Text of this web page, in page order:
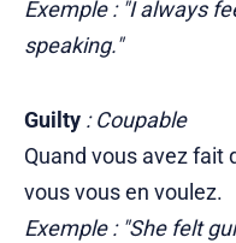
Exemple : "I always
speaking."
Guilty : Coupable
Quand vous avez fait
vous vous en voulez.
Exemple : "She felt